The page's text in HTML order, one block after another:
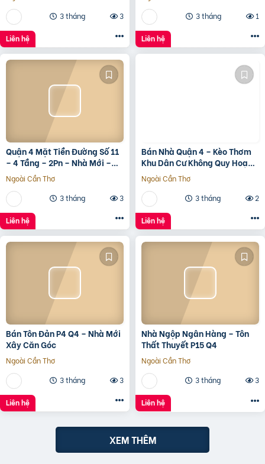
3 tháng
3
Liên hệ
3 tháng
1
Liên hệ
Quận 4 Mặt Tiền Đường Số 11
– 4 Tầng – 2Pn – Nhà Mới –
7.35 Tỷ Tl
Ngoài Cần Thơ
3 tháng
3
Liên hệ
Bán Nhà Quận 4 – Kèo Thơm
Khu Dân Cư Không Quy Hoạch
Cách Mặt Tiền Xóm Chiếu
30M
Ngoài Cần Thơ
3 tháng
2
Liên hệ
Bán Tôn Đản P4 Q4 – Nhà Mới
Xây Căn Góc
Ngoài Cần Thơ
3 tháng
3
Liên hệ
Nhà Ngộp Ngân Hàng – Tôn
Thất Thuyết P15 Q4
Ngoài Cần Thơ
3 tháng
3
Liên hệ
XEM THÊM